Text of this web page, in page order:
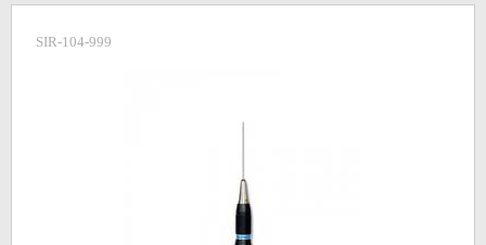
SIR-104-999